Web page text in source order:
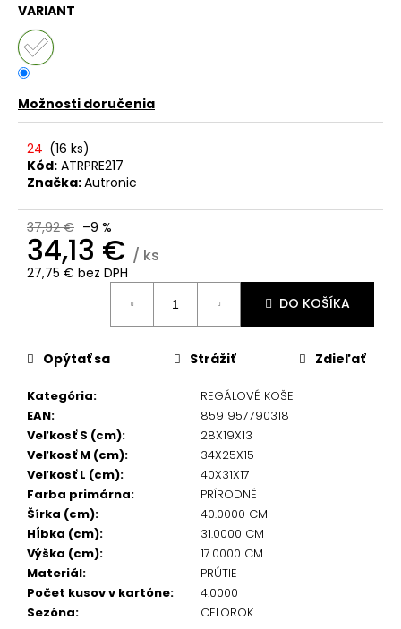
VARIANT
Možnosti doručenia
24 (16 ks)
Kód: ATRPRE217
Značka:Autronic
37,92 € –9 %
34,13 € / ks
27,75 € bez DPH
DO KOŠÍKA
Kategória:
REGÁLOVÉ KOŠE
EAN:
8591957790318
Veľkosť S (cm):
28X19X13
Veľkosť M (cm):
34X25X15
Veľkosť L (cm):
40X31X17
Farba primárna:
PRÍRODNÉ
Šírka (cm):
40.0000 CM
Hĺbka (cm):
31.0000 CM
Výška (cm):
17.0000 CM
Materiál:
PRÚTIE
Počet kusov v kartóne:
4.0000
Sezóna: CELOROK
Opýtať sa Strážiť Zdieľať
r
ú
č
a
e